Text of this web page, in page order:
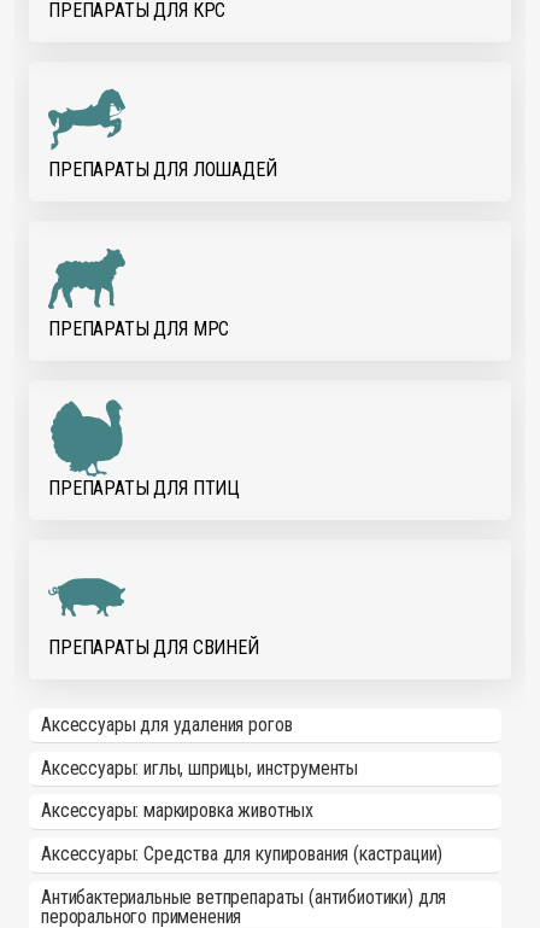
ПРЕПАРАТЫ ДЛЯ КРС
ПРЕПАРАТЫ ДЛЯ ЛОШАДЕЙ
ПРЕПАРАТЫ ДЛЯ МРС
ПРЕПАРАТЫ ДЛЯ ПТИЦ
ПРЕПАРАТЫ ДЛЯ СВИНЕЙ
Аксессуары для удаления рогов
Аксессуары: иглы, шприцы, инструменты
Аксессуары: маркировка животных
Аксессуары: Средства для купирования (кастрации)
Антибактериальные ветпрепараты (антибиотики) для
перорального применения